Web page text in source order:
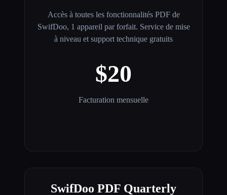
Accès à toutes les fonctionnalités PDF de
SwifDoo, 1 appareil par forfait. Service de mise
à niveau et support technique gratuits
$20
Facturation mensuelle
SwifDoo PDF Quarterly